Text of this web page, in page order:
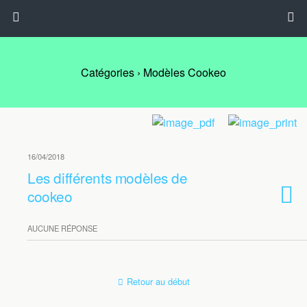
Catégories › Modèles Cookeo
16/04/2018
Les différents modèles de
cookeo
AUCUNE RÉPONSE
Retour au début